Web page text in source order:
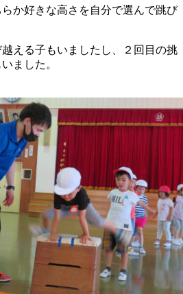
か好きな高さを自分で選んで跳び
える子もいましたし、２回目の挑
ました。